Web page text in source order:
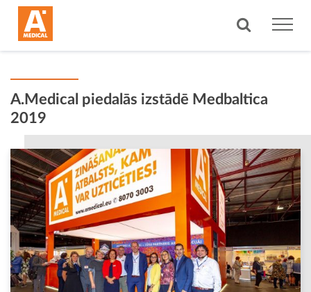
A.Medical piedalās izstādē Medbaltica
2019